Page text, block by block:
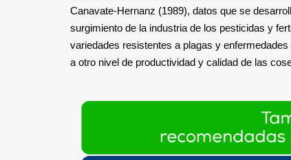
Canavate-Hernanz (1989), datos que se
surgimiento de la industria de los pesticidas y
variedades resistentes a plagas y
a otro nivel de productividad y calidad de las